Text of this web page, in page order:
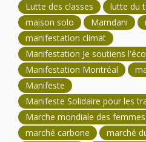
Lutte des classes
lutte du
maison solo
Mamdani
manifestation climat
Manifestation Je soutiens
Manifestation Montréal
Manifeste
Manifeste Solidaire pour les
Marche mondiale des femmes
marché carbone
marché